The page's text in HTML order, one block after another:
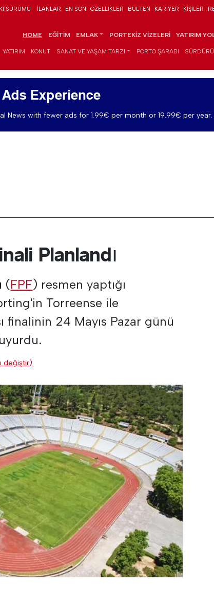
SÜRÜMÜ İLANLAR EN SON ÖZELLIKLER BÜLTEN KARIYER KIŞILER
HOME EĞITIM EMLAK PORTEKIZ VIZELERI YATIRIM
YATIRIM KONUT SANAT VE YAŞAM TARZI PORTO ŞARABI
Experience
News with fewer ads for 1.99€ per month or 19.99€ per year.
Planlandı
(FPF) resmen yaptığı
Torreense ile
finalinin 24 Mayıs Pazar günü
değiştir)